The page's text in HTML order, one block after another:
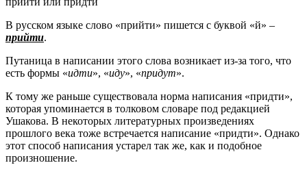
В русском языке слово «прийти» пишется с буквой «й» –
прийти.
Путаница в написании этого слова возникает из-за того, что
есть формы «идти», «иду», «придут».
К тому же раньше существовала норма написания «придти»,
которая упоминается в толковом словаре под редакцией
Ушакова. В некоторых литературных произведениях
прошлого века тоже встречается написание «придти». Однако
этот способ написания устарел так же, как и подобное
произношение.